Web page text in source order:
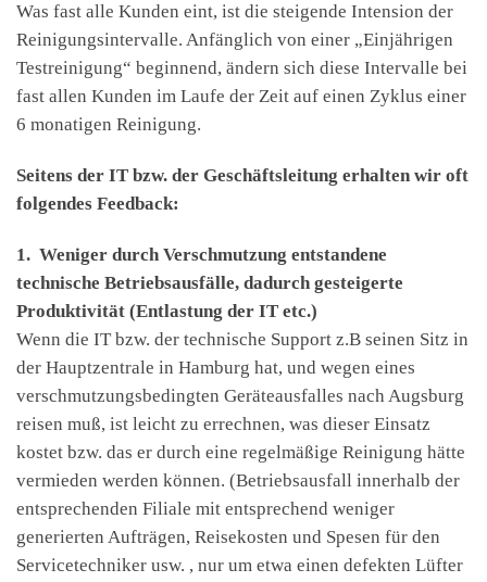
Was fast alle Kunden eint, ist die steigende Intension der
Reinigungsintervalle. Anfänglich von einer „Einjährigen
Testreinigung“ beginnend, ändern sich diese Intervalle bei
fast allen Kunden im Laufe der Zeit auf einen Zyklus einer
6 monatigen Reinigung.
Seitens der IT bzw. der Geschäftsleitung erhalten wir oft
folgendes Feedback:
1. Weniger durch Verschmutzung entstandene
technische Betriebsausfälle, dadurch gesteigerte
Produktivität (Entlastung der IT etc.)
Wenn die IT bzw. der technische Support z.B seinen Sitz in
der Hauptzentrale in Hamburg hat, und wegen eines
verschmutzungsbedingten Geräteausfalles nach Augsburg
reisen muß, ist leicht zu errechnen, was dieser Einsatz
kostet bzw. das er durch eine regelmäßige Reinigung hätte
vermieden werden können. (Betriebsausfall innerhalb der
entsprechenden Filiale mit entsprechend weniger
generierten Aufträgen, Reisekosten und Spesen für den
Servicetechniker usw. , nur um etwa einen defekten Lüfter